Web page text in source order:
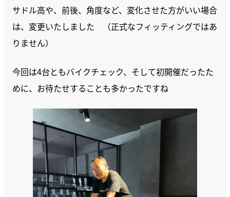
サドル高や、前後、角度など、変化させた方がいい場合
は、変更いたしました （正式なフィッティングではあ
りません）
今回は4台ともバイクチェック、そして初開催だったた
めに、お待たせすることも多かったですね